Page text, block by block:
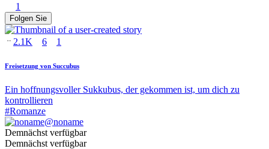
1
Folgen Sie
2.1K 6 1
Freisetzung von Succubus
Ein hoffnungsvoller Sukkubus, der gekommen ist, um dich zu
kontrollieren
#Romanze
@noname
Demnächst verfügbar
Demnächst verfügbar